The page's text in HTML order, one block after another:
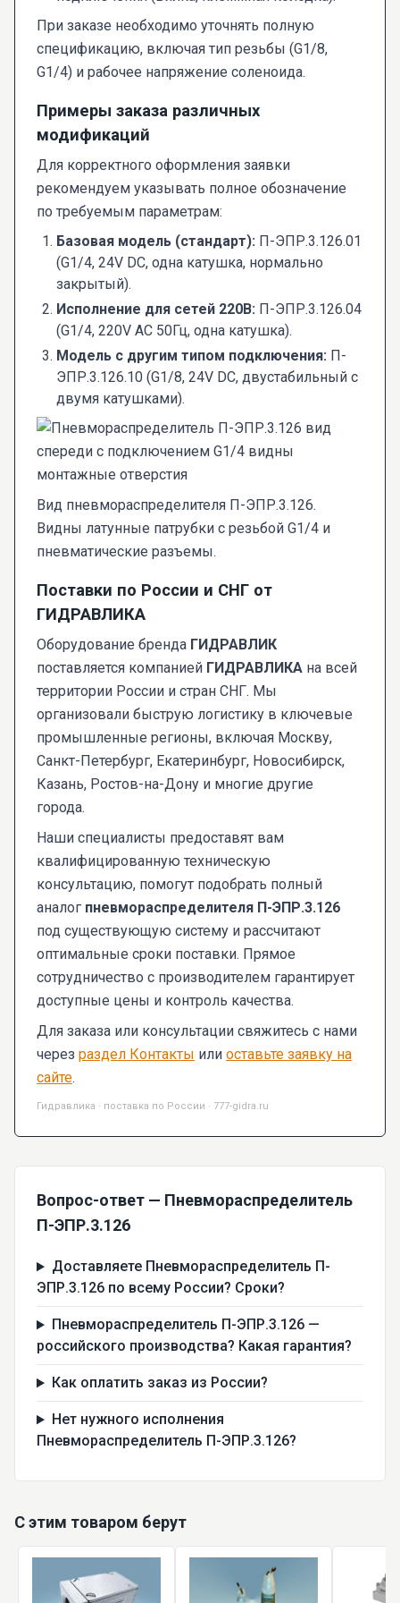
При заказе необходимо уточнять полную
спецификацию, включая тип резьбы (G1/8,
G1/4) и рабочее напряжение соленоида.
Примеры заказа различных
модификаций
Для корректного оформления заявки
рекомендуем указывать полное обозначение
по требуемым параметрам:
Базовая модель (стандарт): П-ЭПР.3.126.01
(G1/4, 24V DC, одна катушка, нормально
закрытый).
Исполнение для сетей 220В: П-ЭПР.3.126.04
(G1/4, 220V AC 50Гц, одна катушка).
Модель с другим типом подключения: П-
ЭПР.3.126.10 (G1/8, 24V DC, двустабильный с
двумя катушками).
Вид пневмораспределителя П-ЭПР.3.126.
Видны латунные патрубки с резьбой G1/4 и
пневматические разъемы.
Поставки по России и СНГ от
ГИДРАВЛИКА
Оборудование бренда ГИДРАВЛИК
поставляется компанией ГИДРАВЛИКА на всей
территории России и стран СНГ. Мы
организовали быструю логистику в ключевые
промышленные регионы, включая Москву,
Санкт-Петербург, Екатеринбург, Новосибирск,
Казань, Ростов-на-Дону и многие другие
города.
Наши специалисты предоставят вам
квалифицированную техническую
консультацию, помогут подобрать полный
аналог пневмораспределителя П-ЭПР.3.126
под существующую систему и рассчитают
оптимальные сроки поставки. Прямое
сотрудничество с производителем гарантирует
доступные цены и контроль качества.
Для заказа или консультации свяжитесь с нами
через раздел Контакты или оставьте заявку на
сайте.
Гидравлика · поставка по России · 777-gidra.ru
Вопрос-ответ — Пневмораспределитель
П-ЭПР.3.126
Доставляете Пневмораспределитель П-
ЭПР.3.126 по всему России? Сроки?
Пневмораспределитель П-ЭПР.3.126 —
российского производства? Какая гарантия?
Как оплатить заказ из России?
Нет нужного исполнения
Пневмораспределитель П-ЭПР.3.126?
С этим товаром берут